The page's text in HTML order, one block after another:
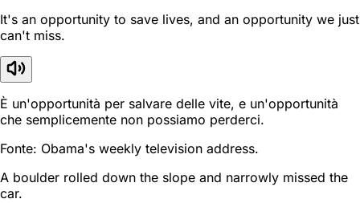
It's an opportunity to save lives, and an opportunity we just
can't miss.
È un'opportunità per salvare delle vite, e un'opportunità
che semplicemente non possiamo perderci.
Fonte: Obama's weekly television address.
A boulder rolled down the slope and narrowly missed the
car.